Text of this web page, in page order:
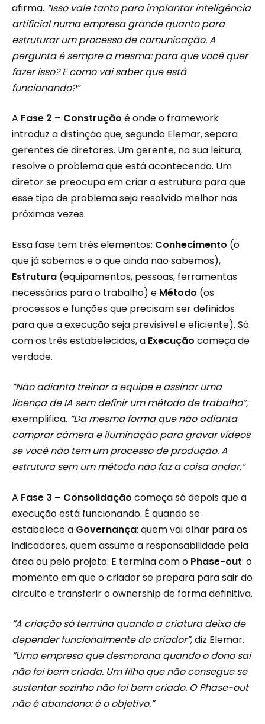
afirma. “Isso vale tanto para implantar inteligência
artificial numa empresa grande quanto para
estruturar um processo de comunicação. A
pergunta é sempre a mesma: para que você quer
fazer isso? E como vai saber que está
funcionando?”
A Fase 2 – Construção é onde o framework
introduz a distinção que, segundo Elemar, separa
gerentes de diretores. Um gerente, na sua leitura,
resolve o problema que está acontecendo. Um
diretor se preocupa em criar a estrutura para que
esse tipo de problema seja resolvido melhor nas
próximas vezes.
Essa fase tem três elementos: Conhecimento (o
que já sabemos e o que ainda não sabemos),
Estrutura (equipamentos, pessoas, ferramentas
necessárias para o trabalho) e Método (os
processos e funções que precisam ser definidos
para que a execução seja previsível e eficiente). Só
com os três estabelecidos, a Execução começa de
verdade.
“Não adianta treinar a equipe e assinar uma
licença de IA sem definir um método de trabalho”,
exemplifica. “Da mesma forma que não adianta
comprar câmera e iluminação para gravar vídeos
se você não tem um processo de produção. A
estrutura sem um método não faz a coisa andar.”
A Fase 3 – Consolidação começa só depois que a
execução está funcionando. É quando se
estabelece a Governança: quem vai olhar para os
indicadores, quem assume a responsabilidade pela
área ou pelo projeto. E termina com o Phase-out: o
momento em que o criador se prepara para sair do
circuito e transferir o ownership de forma definitiva.
“A criação só termina quando a criatura deixa de
depender funcionalmente do criador”, diz Elemar.
“Uma empresa que desmorona quando o dono sai
não foi bem criada. Um filho que não consegue se
sustentar sozinho não foi bem criado. O Phase-out
não é abandono: é o objetivo.”